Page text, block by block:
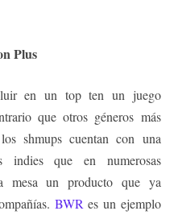
Plus
en un top ten un juego
que otros géneros más
shmups cuentan con una
indies que en numerosas
mesa un producto que ya
BWR es un ejemplo